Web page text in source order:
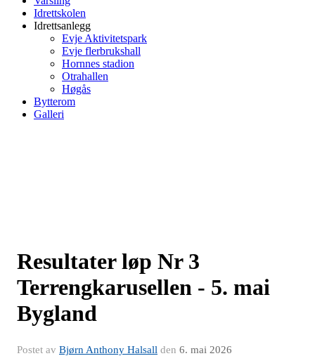
Idrettskolen
Idrettsanlegg
Evje Aktivitetspark
Evje flerbrukshall
Hornnes stadion
Otrahallen
Høgås
Bytterom
Galleri
Resultater løp Nr 3
Terrengkarusellen - 5. mai
Bygland
Postet av Bjørn Anthony Halsall den 6. mai 2026